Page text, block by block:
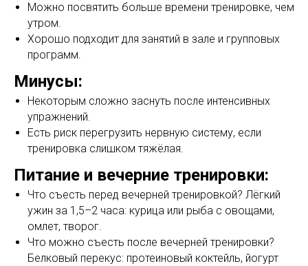
Можно посвятить больше времени тренировке, чем
утром.
Хорошо подходит для занятий в зале и групповых
программ.
Минусы:
Некоторым сложно заснуть после интенсивных
упражнений.
Есть риск перегрузить нервную систему, если
тренировка слишком тяжёлая.
Питание и вечерние тренировки:
Что съесть перед вечерней тренировкой? Лёгкий
ужин за 1,5–2 часа: курица или рыба с овощами,
омлет, творог.
Что можно съесть после вечерней тренировки?
Белковый перекус: протеиновый коктейль, йогурт